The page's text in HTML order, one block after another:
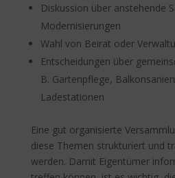
Diskussion über anstehende
Modernisierungen
Wahl von Beirat oder
Entscheidungen über
B. Gartenpflege,
Ladestationen
Eine gut organisierte
diese Themen strukturiert und
werden. Damit Eigentümer